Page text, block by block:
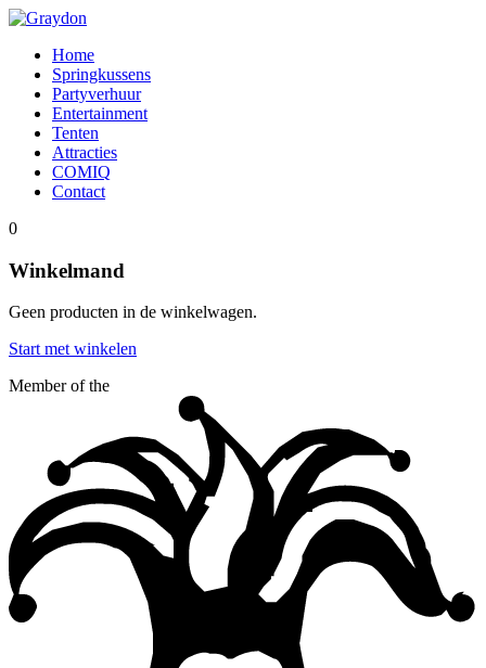
Home
Springkussens
Partyverhuur
Entertainment
Tenten
Attracties
COMIQ
Contact
0
Winkelmand
Geen producten in de winkelwagen.
Start met winkelen
Member of the